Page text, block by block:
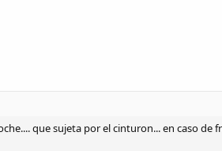
que sujeta por el cinturon... en caso de